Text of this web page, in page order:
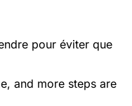
pour éviter que
and more steps are